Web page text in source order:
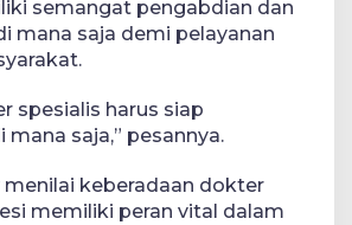
semangat pengabdian dan
mana saja demi pelayanan
spesialis harus siap
saja,” pesannya.
menilai keberadaan dokter
memiliki peran vital dalam